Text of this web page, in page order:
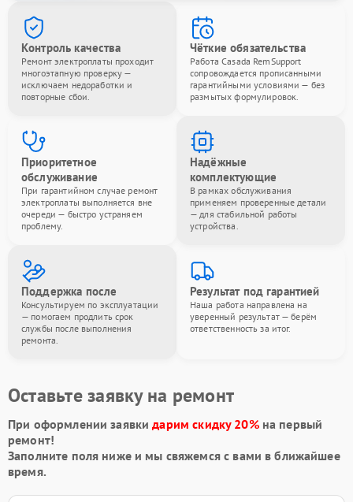
Контроль качества
Ремонт электроплаты проходит
многоэтапную проверку —
исключаем недоработки и
повторные сбои.
Чёткие обязательства
Работа Casada RemSupport
сопровождается прописанными
гарантийными условиями — без
размытых формулировок.
Приоритетное
обслуживание
При гарантийном случае ремонт
электроплаты выполняется вне
очереди — быстро устраняем
проблему.
Надёжные
комплектующие
В рамках обслуживания
применяем проверенные детали
— для стабильной работы
устройства.
Поддержка после
Консультируем по эксплуатации
— помогаем продлить срок
службы после выполнения
ремонта.
Результат под гарантией
Наша работа направлена на
уверенный результат — берём
ответственность за итог.
Оставьте заявку на ремонт
При оформлении заявкидарим скидку 20%на первый
ремонт!
Заполните поля ниже и мы свяжемся с вами в ближайшее
время.